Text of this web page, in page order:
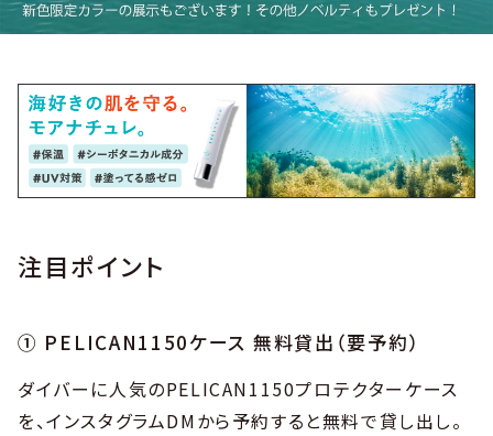
注目ポイント
① PELICAN1150ケース 無料貸出（要予約）
ダイバーに人気のPELICAN1150プロテクターケース
を、インスタグラムDMから予約すると無料で貸し出し。